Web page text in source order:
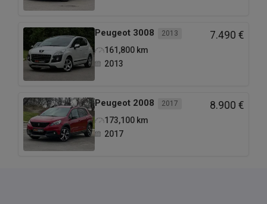
Peugeot 3008 2013 7.490 €
161,800 km
2013
Peugeot 2008 2017 8.900 €
173,100 km
2017